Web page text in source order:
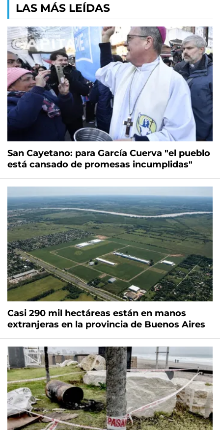
LAS MÁS LEÍDAS
San Cayetano: para García Cuerva "el pueblo
está cansado de promesas incumplidas"
Casi 290 mil hectáreas están en manos
extranjeras en la provincia de Buenos Aires